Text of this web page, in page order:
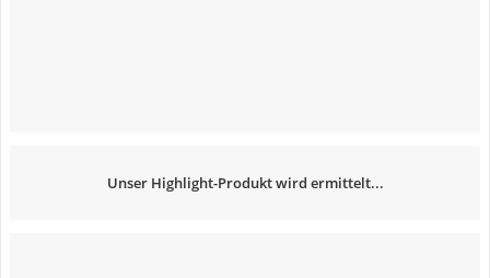
Unser Highlight-Produkt wird ermittelt...